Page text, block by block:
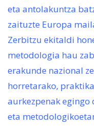
eta antolakuntza
zaituzte Europa
Zerbitzu ekitaldi
metodologia hau
erakunde nazional
horretarako,
aurkezpenak
eta